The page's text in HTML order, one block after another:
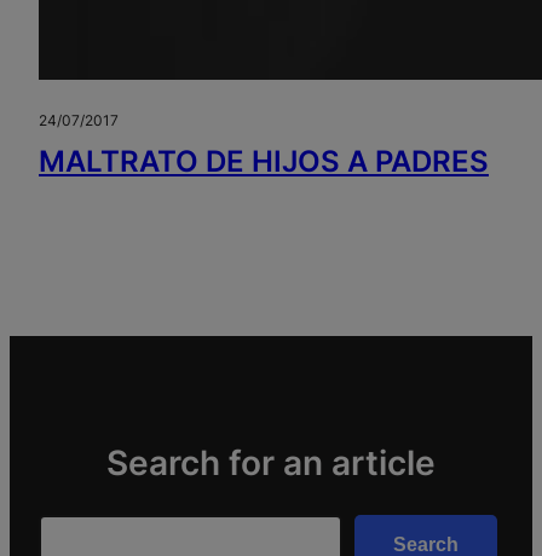
24/07/2017
MALTRATO DE HIJOS A PADRES
Search for an article
Search